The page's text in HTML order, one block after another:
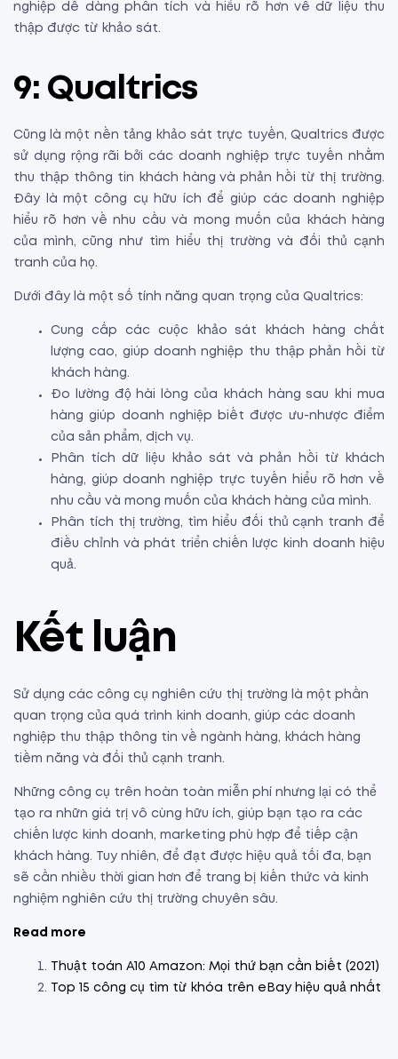
nghiệp dễ dàng phân tích và hiểu rõ hơn về dữ liệu thu
thập được từ khảo sát.
9: Qualtrics
Cũng là một nền tảng khảo sát trực tuyến, Qualtrics được
sử dụng rộng rãi bởi các doanh nghiệp trực tuyến nhằm
thu thập thông tin khách hàng và phản hồi từ thị trường.
Đây là một công cụ hữu ích để giúp các doanh nghiệp
hiểu rõ hơn về nhu cầu và mong muốn của khách hàng
của mình, cũng như tìm hiểu thị trường và đối thủ cạnh
tranh của họ.
Dưới đây là một số tính năng quan trọng của Qualtrics:
Cung cấp các cuộc khảo sát khách hàng chất
lượng cao, giúp doanh nghiệp thu thập phản hồi từ
khách hàng.
Đo lường độ hài lòng của khách hàng sau khi mua
hàng giúp doanh nghiệp biết được ưu-nhược điểm
của sản phẩm, dịch vụ.
Phân tích dữ liệu khảo sát và phản hồi từ khách
hàng, giúp doanh nghiệp trực tuyến hiểu rõ hơn về
nhu cầu và mong muốn của khách hàng của mình.
Phân tích thị trường, tìm hiểu đối thủ cạnh tranh để
điều chỉnh và phát triển chiến lược kinh doanh hiệu
quả.
Kết luận
Sử dụng các công cụ nghiên cứu thị trường là một phần
quan trọng của quá trình kinh doanh, giúp các doanh
nghiệp thu thập thông tin về ngành hàng, khách hàng
tiềm năng và đối thủ cạnh tranh.
Những công cụ trên hoàn toàn miễn phí nhưng lại có thể
tạo ra nhữn giá trị vô cùng hữu ích, giúp bạn tạo ra các
chiến lược kinh doanh, marketing phù hợp để tiếp cận
khách hàng. Tuy nhiên, để đạt được hiệu quả tối đa, bạn
sẽ cần nhiều thời gian hơn để trang bị kiến thức và kinh
nghiệm nghiên cứu thị trường chuyên sâu.
Read more
Thuật toán A10 Amazon: Mọi thứ bạn cần biết (2021)
Top 15 công cụ tìm từ khóa trên eBay hiệu quả nhất